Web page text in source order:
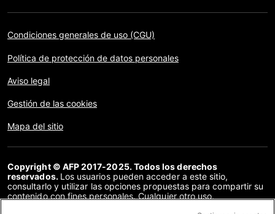
Condiciones generales de uso (CGU)
Política de protección de datos personales
Aviso legal
Gestión de las cookies
Mapa del sitio
Copyright © AFP 2017-2025. Todos los derechos
reservados. Los usuarios pueden acceder a este sitio,
consultarlo y utilizar las opciones propuestas para compartir su
contenido con fines personales. Cualquier otro uso,